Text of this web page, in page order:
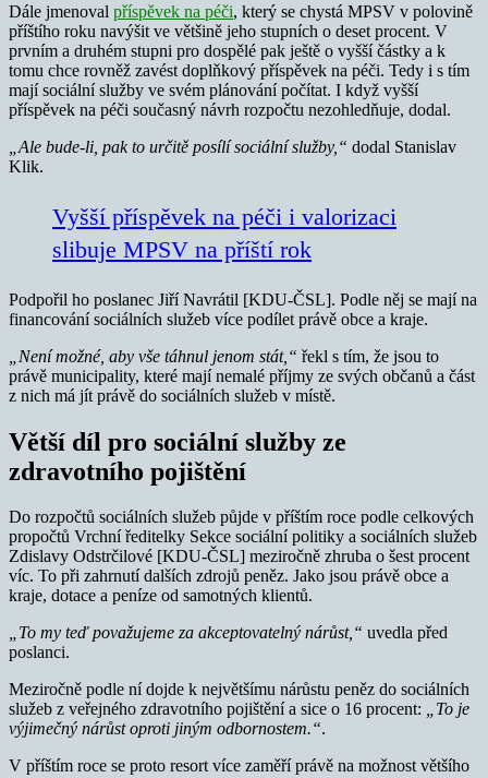
Dále jmenoval příspěvek na péči, který se chystá MPSV v polovině
příštího roku navýšit ve většině jeho stupních o deset procent. V
prvním a druhém stupni pro dospělé pak ještě o vyšší částky a k
tomu chce rovněž zavést doplňkový příspěvek na péči. Tedy i s tím
mají sociální služby ve svém plánování počítat. I když vyšší
příspěvek na péči současný návrh rozpočtu nezohledňuje, dodal.
„Ale bude-li, pak to určitě posílí sociální služby,“ dodal Stanislav
Klik.
Vyšší příspěvek na péči i valorizaci
slibuje MPSV na příští rok
Podpořil ho poslanec Jiří Navrátil [KDU-ČSL]. Podle něj se mají na
financování sociálních služeb více podílet právě obce a kraje.
„Není možné, aby vše táhnul jenom stát,“ řekl s tím, že jsou to
právě municipality, které mají nemalé příjmy ze svých občanů a část
z nich má jít právě do sociálních služeb v místě.
Větší díl pro sociální služby ze
zdravotního pojištění
Do rozpočtů sociálních služeb půjde v příštím roce podle celkových
propočtů Vrchní ředitelky Sekce sociální politiky a sociálních služeb
Zdislavy Odstrčilové [KDU-ČSL] meziročně zhruba o šest procent
víc. To při zahrnutí dalších zdrojů peněz. Jako jsou právě obce a
kraje, dotace a peníze od samotných klientů.
„To my teď považujeme za akceptovatelný nárůst,“ uvedla před
poslanci.
Meziročně podle ní dojde k největšímu nárůstu peněz do sociálních
služeb z veřejného zdravotního pojištění a sice o 16 procent: „To je
výjimečný nárůst oproti jiným odbornostem.“.
V příštím roce se proto resort více zaměří právě na možnost většího